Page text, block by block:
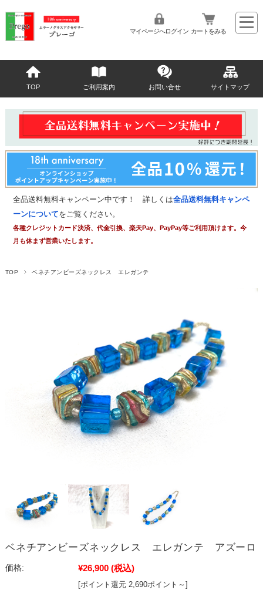
マイページへログイン カートをみる
TOP ご利用案内 お問い合せ サイトマップ
全品送料無料キャンペーン中です！ 詳しくは全品送料無料キャンペ
ーンについてをご覧ください。
各種クレジットカード決済、代金引換、楽天Pay、PayPay等ご利用頂けます。今
月も休まず営業いたします。
TOP ベネチアンビーズネックレス エレガンテ
ベネチアンビーズネックレス エレガンテ アズーロ
価格: ¥26,900 (税込)
[ポイント還元 2,690ポイント～]